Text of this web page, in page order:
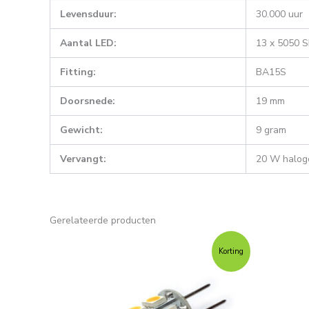
Levensduur: 30.000 uur
Aantal LED: 13 x 5050
Fitting: BA15S
Doorsnede: 19 mm
Gewicht: 9 gram
Vervangt: 20 W
Gerelateerde producten
Korting